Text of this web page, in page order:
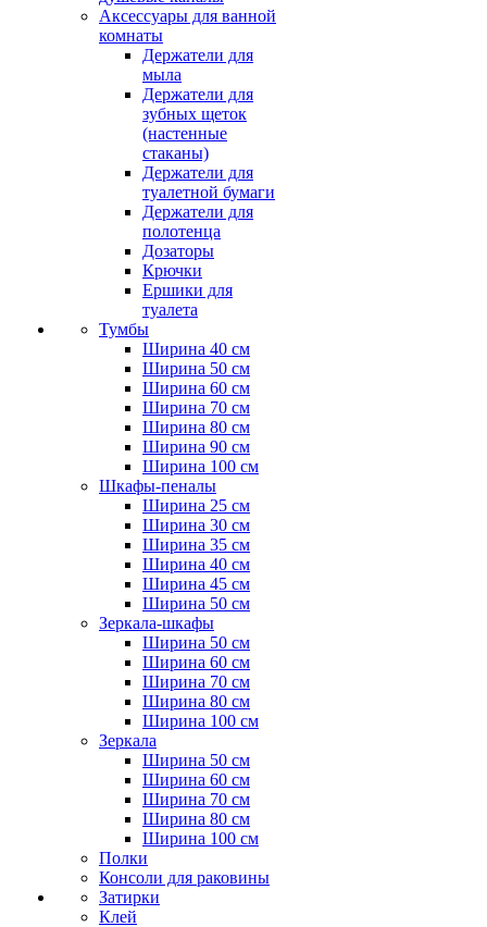
Аксессуары для ванной
комнаты
Держатели для
мыла
Держатели для
зубных щеток
(настенные
стаканы)
Держатели для
туалетной бумаги
Держатели для
полотенца
Дозаторы
Крючки
Ершики для
туалета
Тумбы
Ширина 40 см
Ширина 50 см
Ширина 60 см
Ширина 70 см
Ширина 80 см
Ширина 90 см
Ширина 100 см
Шкафы-пеналы
Ширина 25 см
Ширина 30 см
Ширина 35 см
Ширина 40 см
Ширина 45 см
Ширина 50 см
Зеркала-шкафы
Ширина 50 см
Ширина 60 см
Ширина 70 см
Ширина 80 см
Ширина 100 см
Зеркала
Ширина 50 см
Ширина 60 см
Ширина 70 см
Ширина 80 см
Ширина 100 см
Полки
Консоли для раковины
Затирки
Клей